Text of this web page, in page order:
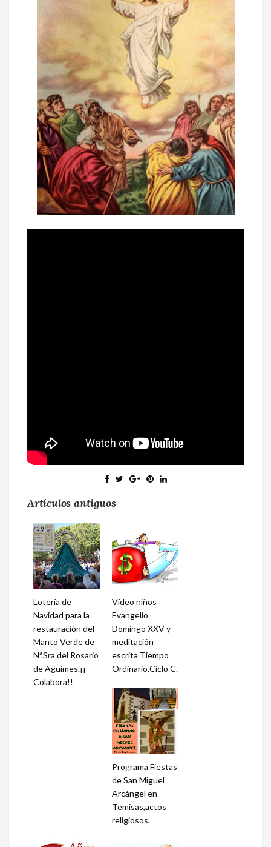
Artículos antiguos
Lotería de
Navidad para la
restauración del
Manto Verde de
Nª.Sra del Rosario
de Agüimes.¡¡
Colabora!!
Vídeo niños
Evangelio
Domingo XXV y
meditación
escrita Tiempo
Ordinario,Ciclo C.
Programa Fiestas
de San Miguel
Arcángel en
Temisas,actos
religiosos.